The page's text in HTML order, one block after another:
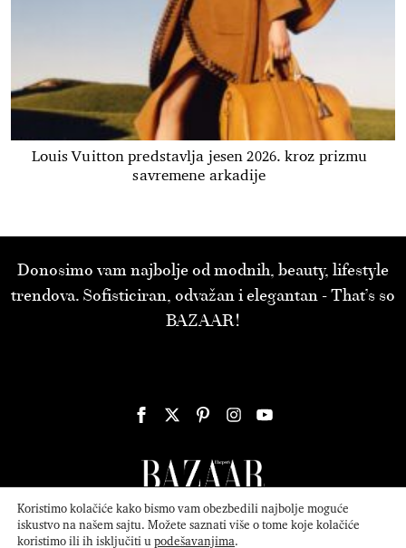
Louis Vuitton predstavlja jesen 2026. kroz prizmu
savremene arkadije
Donosimo vam najbolje od modnih, beauty, lifestyle
trendova. Sofisticiran, odvažan i elegantan - That’s so
BAZAAR!
Koristimo kolačiće kako bismo vam obezbedili najbolje moguće
iskustvo na našem sajtu. Možete saznati više o tome koje kolačiće
koristimo ili ih isključiti upodešavanjima.